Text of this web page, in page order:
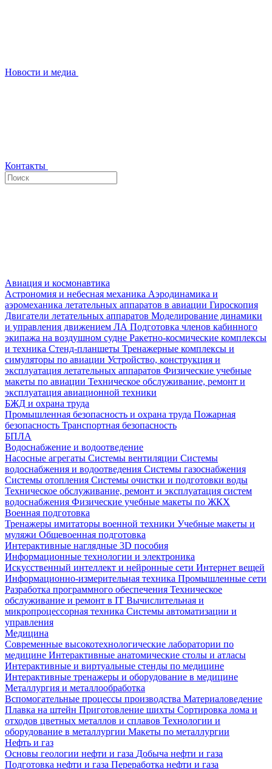
Новости и медиа
Контакты
Авиация и космонавтика
Астрономия и небесная механика Аэродинамика и
аэромеханика летательных аппаратов в авиации Гироскопия
Двигатели летательных аппаратов Моделирование динамики
и управления движением ЛА Подготовка членов кабинного
экипажа на воздушном судне Ракетно-космические комплексы
и техника Стенд-планшеты Тренажерные комплексы и
симуляторы по авиации Устройство, конструкция и
эксплуатация летательных аппаратов Физические учебные
макеты по авиации Техническое обслуживание, ремонт и
эксплуатация авиационной техники
БЖД и охрана труда
Промышленная безопасность и охрана труда Пожарная
безопасность Транспортная безопасность
БПЛА
Водоснабжение и водоотведение
Насосные агрегаты Системы вентиляции Системы
водоснабжения и водоотведения Системы газоснабжения
Системы отопления Системы очистки и подготовки воды
Техническое обслуживание, ремонт и эксплуатация систем
водоснабжения Физические учебные макеты по ЖКХ
Военная подготовка
Тренажеры имитаторы военной техники Учебные макеты и
муляжи Общевоенная подготовка
Интерактивные наглядные 3D пособия
Информационные технологии и электроника
Искусственный интеллект и нейронные сети Интернет вещей
Информационно-измерительная техника Промышленные сети
Разработка программного обеспечения Техническое
обслуживание и ремонт в IT Вычислительная и
микропроцессорная техника Системы автоматизации и
управления
Медицина
Современные высокотехнологические лаборатории по
медицине Интерактивные анатомические столы и атласы
Интерактивные и виртуальные стенды по медицине
Интерактивные тренажеры и оборудование в медицине
Металлургия и металлообработка
Вспомогательные процессы производства Материаловедение
Плавка на штейн Приготовление шихты Сортировка лома и
отходов цветных металлов и сплавов Технологии и
оборудование в металлургии Макеты по металлургии
Нефть и газ
Основы геологии нефти и газа Добыча нефти и газа
Подготовка нефти и газа Переработка нефти и газа